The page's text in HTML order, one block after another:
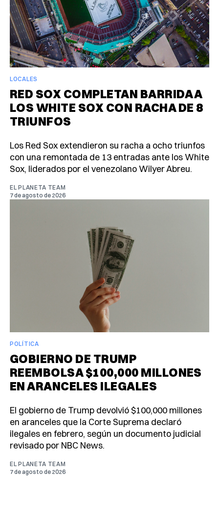
LOCALES
RED SOX COMPLETAN BARRIDA A
LOS WHITE SOX CON RACHA DE 8
TRIUNFOS
Los Red Sox extendieron su racha a ocho triunfos
con una remontada de 13 entradas ante los White
Sox, liderados por el venezolano Wilyer Abreu.
EL PLANETA TEAM
7 de agosto de 2026
POLÍTICA
GOBIERNO DE TRUMP
REEMBOLSA $100,000 MILLONES
EN ARANCELES ILEGALES
El gobierno de Trump devolvió $100,000 millones
en aranceles que la Corte Suprema declaró
ilegales en febrero, según un documento judicial
revisado por NBC News.
EL PLANETA TEAM
7 de agosto de 2026